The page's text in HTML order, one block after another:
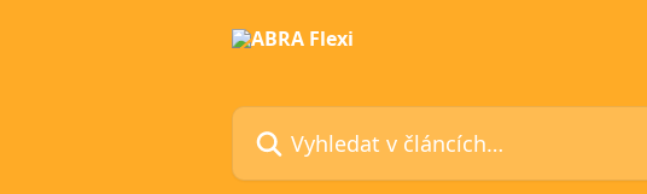
Vyhledat v článcích…